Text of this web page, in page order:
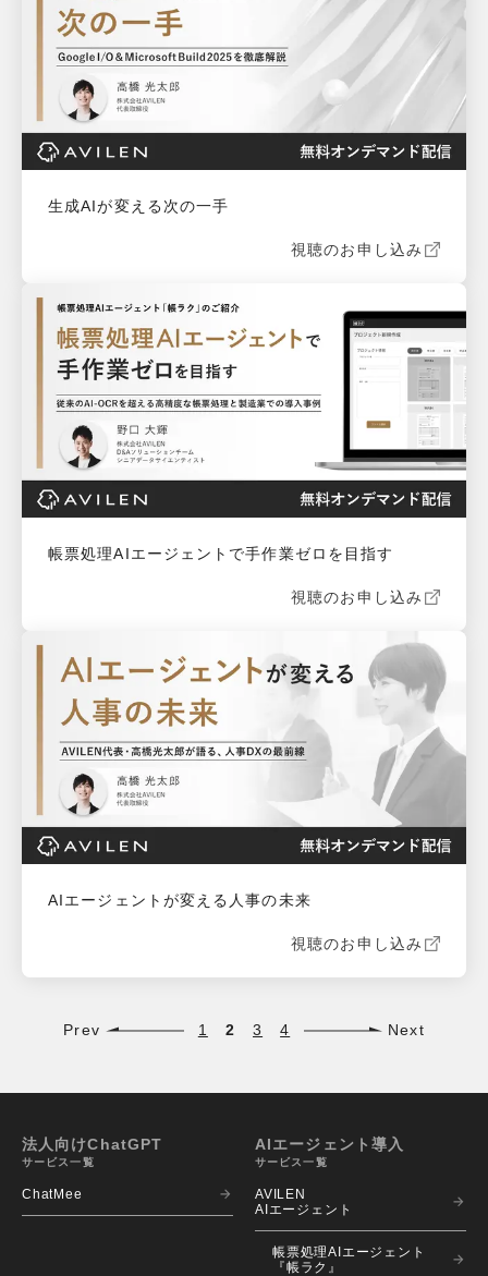
生成AIが変える次の一手
視聴のお申し込み
帳票処理AIエージェントで手作業ゼロを目指す
視聴のお申し込み
AIエージェントが変える人事の未来
視聴のお申し込み
Prev 1 2 3 4 Next
法人向けChatGPT
サービス一覧
ChatMee
AIエージェント導入
サービス一覧
AVILEN
AIエージェント
帳票処理AIエージェント
『帳ラク』